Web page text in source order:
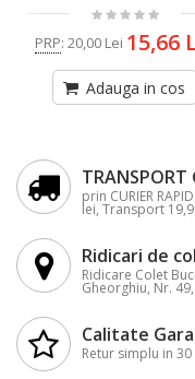
PRP: 20,00 Lei 15,66
Adauga in cos
TRANSPORT
prin CURIER
lei, Transport
Ridicari de
Ridicare Colet
Gheorghiu, Nr.
Calitate
Retur simplu in 30